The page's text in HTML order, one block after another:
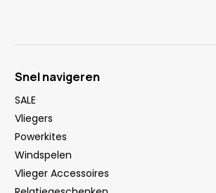
Snel navigeren
SALE
Vliegers
Powerkites
Windspelen
Vlieger Accessoires